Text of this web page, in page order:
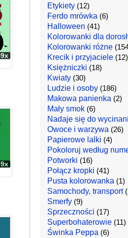
Etykiety(12)
Ferdo mrówka (6)
Halloween (41)
Kolorowanki dla
Kolorowanki różne
Krecik i przyjaciele(12)
Księżniczki (18)
Kwiaty(30)
Ludzie i osoby(186)
Makowa panienka (2)
Mały smok(6)
Nadaje się do
Owoce i warzywa (26)
Papierowe lalki (4)
Pokoloruj według
Potworki (16)
Połącz kropki (41)
Pusta kolorowanka (1)
Samochody, transport
Smerfy(9)
Sprzeczności (17)
Superbohaterowie(11)
Świnka Peppa (6)